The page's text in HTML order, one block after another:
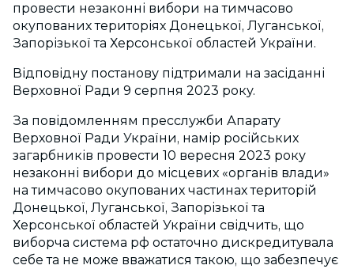
провести незаконні вибори на тимчасово
окупованих територіях Донецької, Луганської,
Запорізької та Херсонської областей України.
Відповідну постанову підтримали на засіданні
Верховної Ради 9 серпня 2023 року.
За повідомленням пресслужби Апарату
Верховної Ради України, намір російських
загарбників провести 10 вересня 2023 року
незаконні вибори до місцевих «органів влади»
на тимчасово окупованих частинах територій
Донецької, Луганської, Запорізької та
Херсонської областей України свідчить, що
виборча система рф остаточно дискредитувала
себе та не може вважатися такою, що забезпечує